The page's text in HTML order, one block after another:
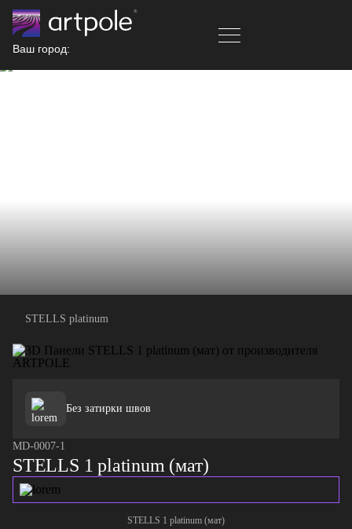
Ваш город:
STELLS platinum
Без затирки швов
MD-0007-1
STELLS 1 platinum (мат)
STELLS 1 platinum (мат)